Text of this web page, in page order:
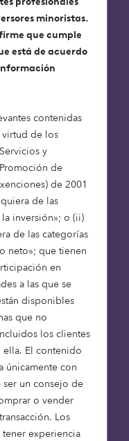
minoristas.
que cumple
está de acuerdo
contenidas
virtud de los
y
de
de 2001
de las
inversión»; o (ii)
de las categorías
neto»; que tienen
en
a las que se
disponibles
que no
los clientes
ella. El contenido
únicamente con
un consejo de
o vender
Los
experiencia
la que durante
demográfica,
Formados
los baby
con la
la vida.
para
y apoyamos a
convertido en una
es
ha beneficiado
económico de
de la propiedad
valor de los
de
Como
que las
mucho la
.2